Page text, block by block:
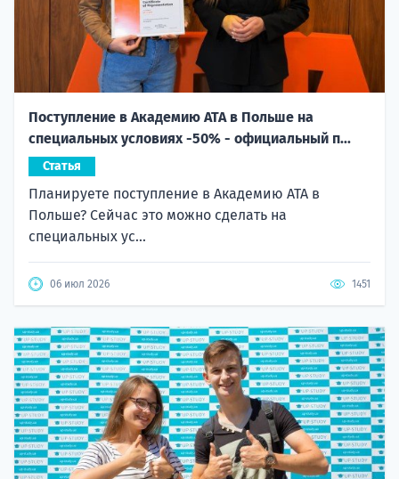
Поступление в Академию ATA в Польше на
специальных условиях -50% - официальный п...
Статья
Планируете поступление в Академию ATA в
Польше? Сейчас это можно сделать на
специальных ус...
06 июл 2026 1451